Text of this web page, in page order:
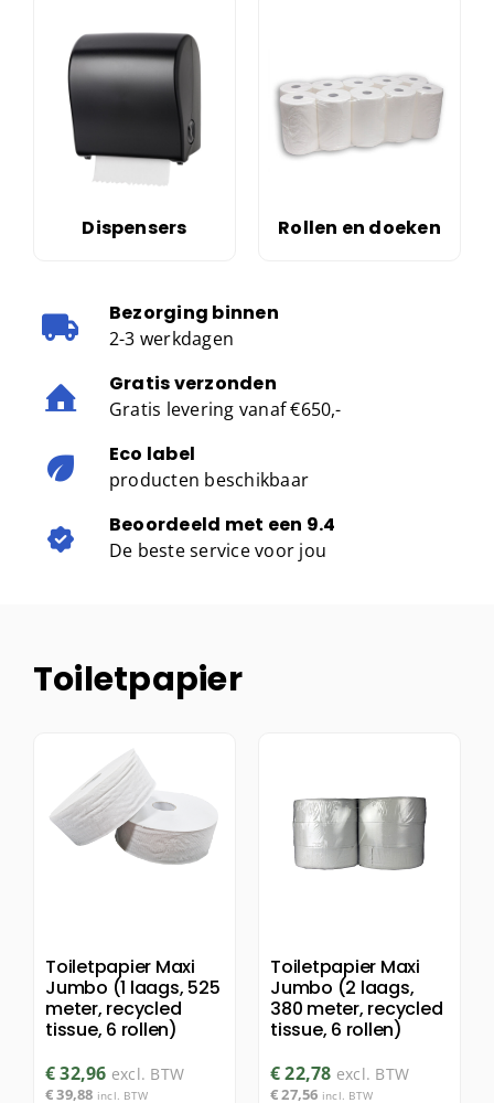
Dispensers Rollen en doeken
Bezorging binnen
2-3 werkdagen
Gratis verzonden
Gratis levering vanaf €650,-
Eco label
producten beschikbaar
Beoordeeld met een 9.4
De beste service voor jou
Toiletpapier
Toiletpapier Maxi
Jumbo (1 laags, 525
meter, recycled
tissue, 6 rollen)
€32,96 excl. BTW
€39,88 incl. BTW
Toiletpapier Maxi
Jumbo (2 laags,
380 meter, recycled
tissue, 6 rollen)
€22,78 excl. BTW
€27,56 incl. BTW